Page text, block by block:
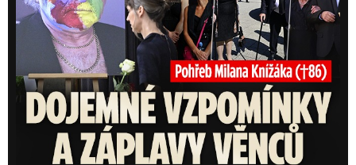
POLITIKA
Pohřeb Milana Knížáka
(†86): Státní pocty, plná
smuteční síň i nečekaní
řečníci
ČESKÉ CELEBRITY
Minulost Milana Knížáka
(†86): 10 let soudů s
Krampolem o majetek!